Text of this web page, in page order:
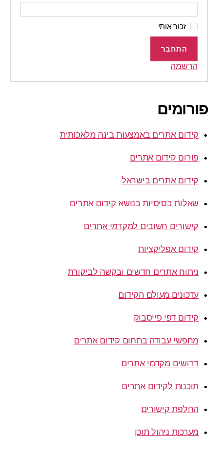
זכור אותי
התחבר
הרשמה
פורומים
קידום אתרים באמצעות בינה מלאכותית
פורום קידום אתרים
קידום אתרים בישראל
שאלות בסיסיות בנושא קידום אתרים
קישורים חשובים למקדמי אתרים
קידום אפליקציות
ניתוח אתרים חדשים ובקשה לביקורת
עדכונים מעולם הקידום
קידום דפי פייסבוק
מחפשי עבודה בתחום קידום אתרים
דרושים מקדמי אתרים
תוכנות לקידום אתרים
החלפת קישורים
מערכות ניהול תוכן